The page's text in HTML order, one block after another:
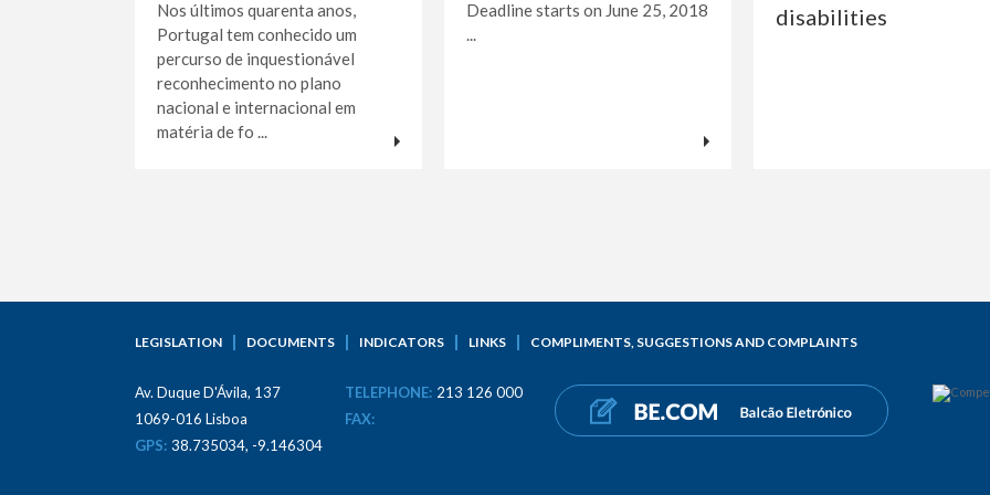
Nos últimos quarenta anos,
Portugal tem conhecido um
percurso de inquestionável
reconhecimento no plano
nacional e internacional em
matéria de fo ...
Deadline starts on June 25, 2018
...
disabilities
LEGISLATION DOCUMENTS INDICATORS LINKS COMPLIMENTS, SUGGESTIONS AND COMPLAINTS
Av. Duque D'Ávila, 137
1069-016 Lisboa
GPS: 38.735034, -9.146304
TELEPHONE: 213 126 000
FAX: